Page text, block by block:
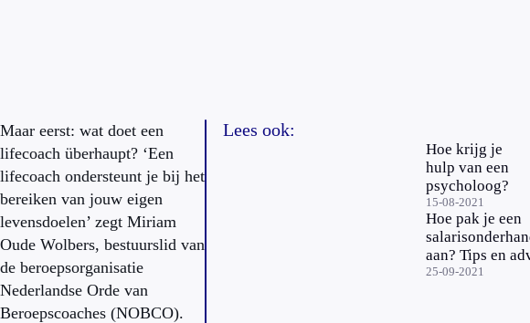
Maar eerst: wat doet een
lifecoach überhaupt? ‘Een
lifecoach ondersteunt je bij het
bereiken van jouw eigen
levensdoelen’ zegt Miriam
Oude Wolbers, bestuurslid van
de beroepsorganisatie
Nederlandse Orde van
Beroepscoaches (NOBCO).
Lees ook:
Hoe krijg je
hulp van een
psycholoog?
15-08-2021
Hoe pak je een
aan? Tips en
van een
25-09-2021